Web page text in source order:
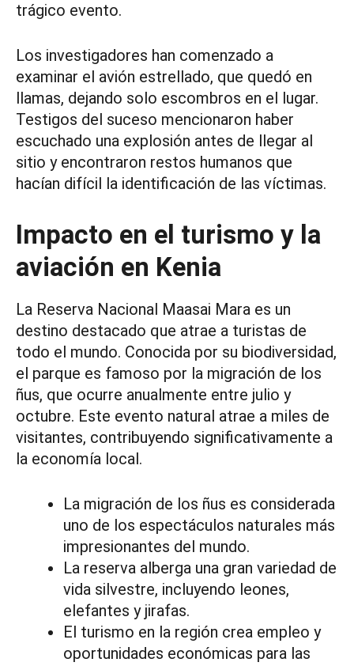
trágico evento.
Los investigadores han comenzado a
examinar el avión estrellado, que quedó en
llamas, dejando solo escombros en el lugar.
Testigos del suceso mencionaron haber
escuchado una explosión antes de llegar al
sitio y encontraron restos humanos que
hacían difícil la identificación de las víctimas.
Impacto en el turismo y la
aviación en Kenia
La Reserva Nacional Maasai Mara es un
destino destacado que atrae a turistas de
todo el mundo. Conocida por su biodiversidad,
el parque es famoso por la migración de los
ñus, que ocurre anualmente entre julio y
octubre. Este evento natural atrae a miles de
visitantes, contribuyendo significativamente a
la economía local.
La migración de los ñus es considerada
uno de los espectáculos naturales más
impresionantes del mundo.
La reserva alberga una gran variedad de
vida silvestre, incluyendo leones,
elefantes y jirafas.
El turismo en la región crea empleo y
oportunidades económicas para las